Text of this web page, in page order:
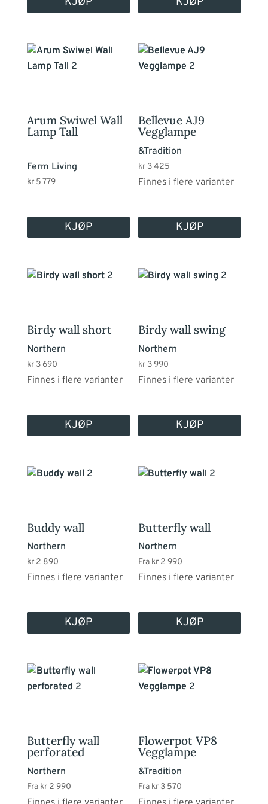
Arum Swiwel Wall
Lamp Tall
Ferm Living
kr5 779
KJØP
Bellevue AJ9
Vegglampe
&Tradition
kr 3 425
Finnes i flere varianter
KJØP
Dette
produktet
varianter.
Alternativene
kan
på
Birdy wall short
Northern
kr3 690
Finnes i flere varianter
KJØP
Dette
varianter.
Alternativene
kan
velges
produktsiden
Birdy wall swing
Northern
kr 3 990
Finnes i flere varianter
KJØP
Dette
varianter.
Alternativene
kan
velges
produktsiden
Buddy wall
Northern
kr2 890
Finnes i flere varianter
KJØP
Dette
varianter.
Alternativene
kan
velges
produktsiden
Butterfly wall
Northern
Fra kr 2 990
Finnes i flere varianter
KJØP
Dette
varianter.
Alternativene
kan
velges
produktsiden
Butterfly wall
perforated
Northern
Fra kr2 990
Dette
produktet
varianter.
Alternativene
kan
på
Flowerpot VP8
Vegglampe
&Tradition
Fra kr 3 570
Dette
produktet
varianter.
Alternativene
kan
på